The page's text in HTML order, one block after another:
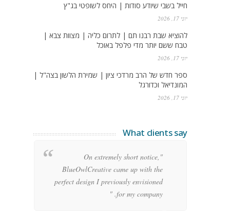
חייל בשבי שיודע סודות | היחס לשופטי בג"ץ
יוני 17, 2026
להוציא שבת רבנו תם | לתרום כליה | מצוות צבא |
טבח ששם יותר מדי פלפל באוכל
יוני 17, 2026
ספר חדש של הרב מרדכי ציון | שמירת הלשון בצה"ל |
המונדיאל וכדורגל
יוני 17, 2026
What clients say
"On extremely short notice,
BlueOwlCreative came up with the
perfect design I previously envisioned
for my company. "